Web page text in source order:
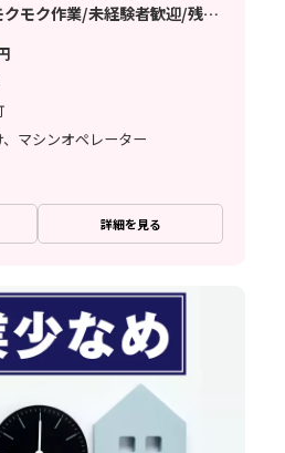
モク作業/未経験者歓迎/残業
マシンオペレーター
詳細を見る